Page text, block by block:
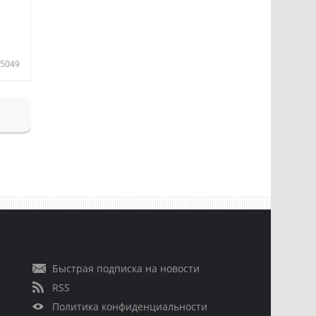
5049
Быстрая подписка на новости
RSS
Политика конфиденциальности